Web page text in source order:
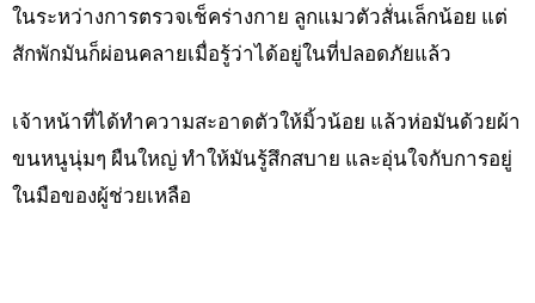
ในระหว่างการตรวจเช็คร่างกาย ลูกแมวตัวสั่นเล็กน้อย แต่
สักพักมันก็ผ่อนคลายเมื่อรู้ว่าได้อยู่ในที่ปลอดภัยแล้ว
เจ้าหน้าที่ได้ทำความสะอาดตัวให้มิ้วน้อย แล้วห่อมันด้วยผ้า
ขนหนูนุ่มๆ ผืนใหญ่ ทำให้มันรู้สึกสบาย และอุ่นใจกับการอยู่
ในมือของผู้ช่วยเหลือ